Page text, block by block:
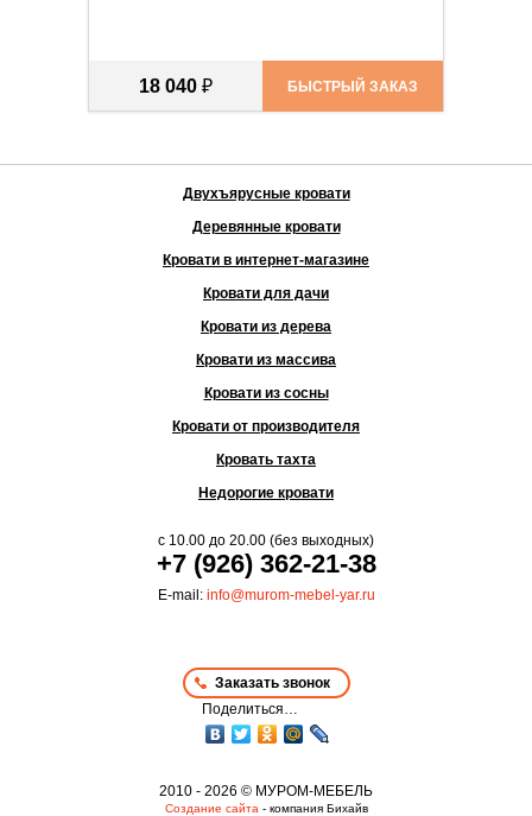
18 040 ₽ БЫСТРЫЙ ЗАКАЗ
Двухъярусные кровати
Деревянные кровати
Кровати в интернет-магазине
Кровати для дачи
Кровати из дерева
Кровати из массива
Кровати из сосны
Кровати от производителя
Кровать тахта
Недорогие кровати
с 10.00 до 20.00 (без выходных)
+7 (926) 362-21-38
E-mail: info@murom-mebel-yar.ru
Заказать звонок
Поделиться…
2010 - 2026 © МУРОМ-МЕБЕЛЬ
Создание сайта - компания Бихайв